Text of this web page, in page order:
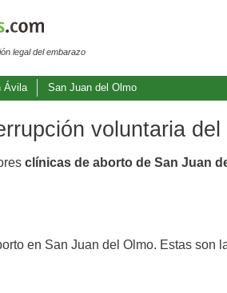
legal del embarazo
Ávila San Juan del Olmo
voluntaria
clínicas de aborto de San Juan
en San Juan del Olmo. Estas son